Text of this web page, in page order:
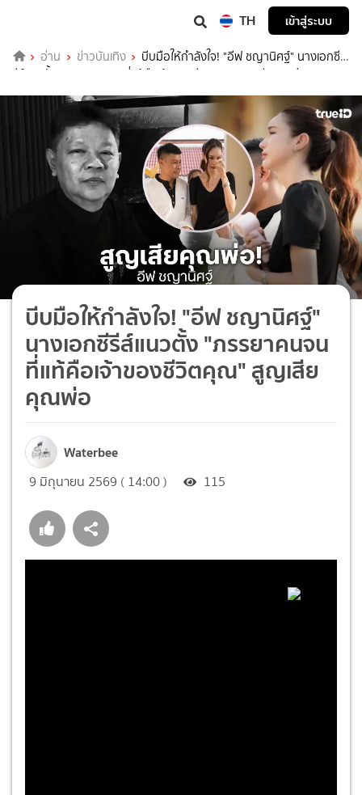
TH เข้าสู่ระบบ
อ่าน ข่าวบันเทิง
บีบมือให้กำลังใจ! "อีฟ ชญานิศฐ์" นางเอกซี
รีส์แนวตั้ง "ภรรยาคนจนที่แท้คือเจ้าของชีวิตคุณ" สูญเสียคุณพ่อ
บีบมือให้กำลังใจ! "อีฟ ชญานิศฐ์"
นางเอกซีรีส์แนวตั้ง "ภรรยาคนจน
ที่แท้คือเจ้าของชีวิตคุณ" สูญเสีย
คุณพ่อ
Waterbee
9 มิถุนายน 2569 ( 14:00 ) 115